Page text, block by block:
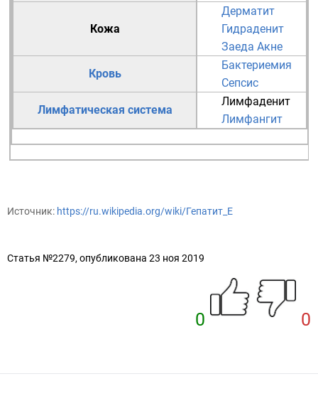
Кожа
Дерматит
Гидраденит
Заеда Акне
Кровь
Бактериемия
Сепсис
Лимфатическая система
Лимфаденит
Лимфангит
Источник: https://ru.wikipedia.org/wiki/Гепатит_E
Статья №2279, опубликована 23 ноя 2019
0 0